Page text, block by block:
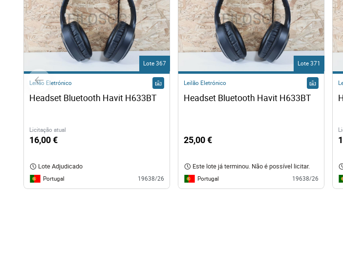
Lote 367
Leilão Eletrónico
Headset Bluetooth Havit H633BT
Licitação atual
16,00 €
Lote Adjudicado
Portugal 19638/26
Lote 371
Leilão Eletrónico
Headset Bluetooth Havit H633BT
25,00 €
Este lote já terminou. Não é possível licitar.
Portugal 19638/26